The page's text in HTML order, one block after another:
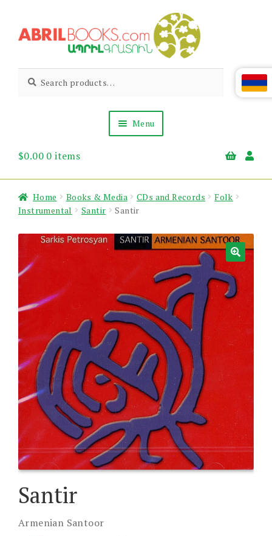
to
to
Abril
Books
Living
Armenian
for:
Menu
About Us
News & Events
$0.00 0 items
Home Books & Media CDs and Records
Folk
Instrumental
Santir Santir
Santir
Armenian Santoor